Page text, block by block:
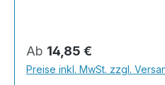
Farbkombinationen sind
Naturtönen bis knallig-
Wenn Sie eine farbige
Regulärer Preis:
Ab 14,85 €
Preise inkl. MwSt. zzgl.